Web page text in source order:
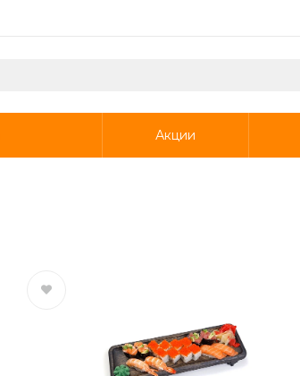
Акции